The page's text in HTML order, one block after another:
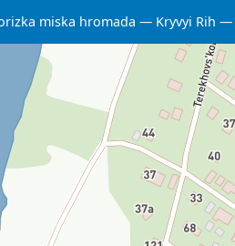
miska hromada Kryvyi Rih